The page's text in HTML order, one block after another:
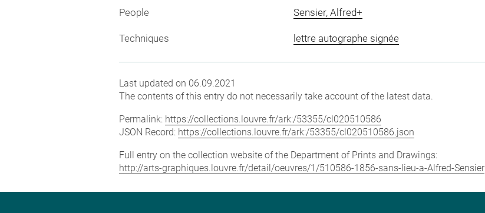
People Sensier, Alfred+
Techniques lettre autographe signée
Last updated on 06.09.2021
The contents of this entry do not necessarily take account of the latest data.
Permalink: https://collections.louvre.fr/ark:/53355/cl020510586
JSON Record: https://collections.louvre.fr/ark:/53355/cl020510586.json
Full entry on the collection website of the Department of Prints and Drawings:
http://arts-graphiques.louvre.fr/detail/oeuvres/1/510586-1856-sans-lieu-a-Alfred-Sensier